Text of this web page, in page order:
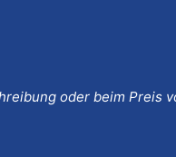
oder beim Preis